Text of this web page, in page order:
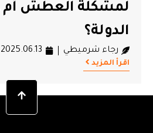
لمشكلة العطش أم
الدولة؟
رجاء شرميطي 2025.06.13
اقرأ المزيد